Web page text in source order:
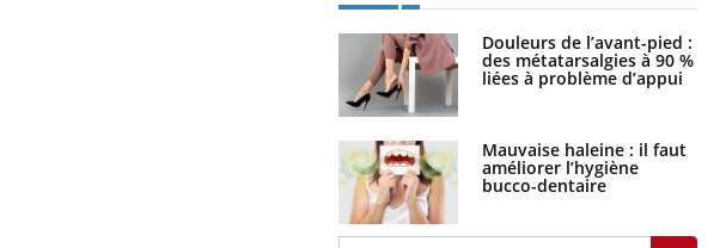
Douleurs de l’avant-pied :
des métatarsalgies à 90 %
liées à problème d’appui
Mauvaise haleine : il faut
améliorer l’hygiène
bucco-dentaire